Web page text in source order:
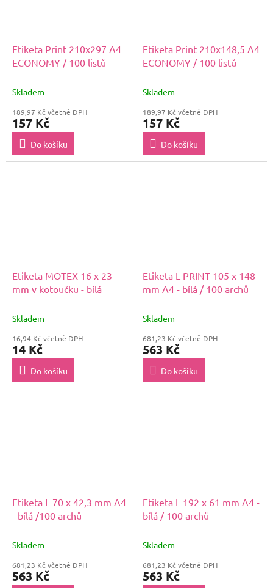
Etiketa Print 210x297 A4
ECONOMY / 100 listů
Skladem
189,97 Kč včetně DPH
157 Kč
Do košíku
Etiketa Print 210x148,5 A4
ECONOMY / 100 listů
Skladem
189,97 Kč včetně DPH
157 Kč
Do košíku
Etiketa MOTEX 16 x 23
mm v kotoučku - bílá
Skladem
16,94 Kč včetně DPH
14 Kč
Do košíku
Etiketa L PRINT 105 x 148
mm A4 - bílá / 100 archů
Skladem
681,23 Kč včetně DPH
563 Kč
Do košíku
Etiketa L 70 x 42,3 mm A4
- bílá /100 archů
Skladem
681,23 Kč včetně DPH
563 Kč
Etiketa L 192 x 61 mm A4 -
bílá / 100 archů
Skladem
681,23 Kč včetně DPH
563 Kč